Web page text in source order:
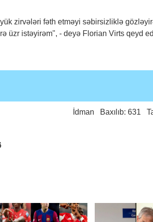
zirvələri fəth etməyi səbirsizliklə
üzr istəyirəm", - deyə Florian Virts qeyd
İdman Baxılıb: 631